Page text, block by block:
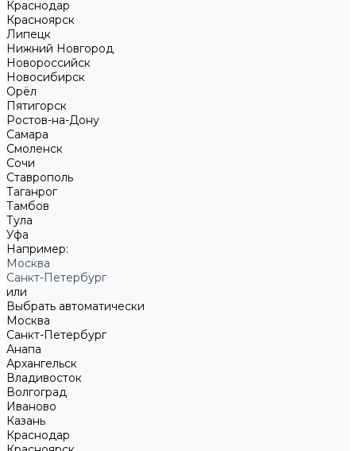
Краснодар
Красноярск
Липецк
Нижний Новгород
Новороссийск
Новосибирск
Орёл
Пятигорск
Ростов-на-Дону
Самара
Смоленск
Сочи
Ставрополь
Таганрог
Тамбов
Тула
Уфа
Например:
Москва
Санкт-Петербург
или
Выбрать автоматически
Москва
Санкт-Петербург
Анапа
Архангельск
Владивосток
Волгоград
Иваново
Казань
Краснодар